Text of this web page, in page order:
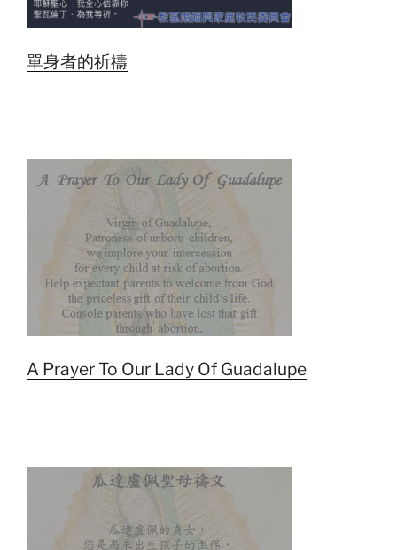
單身者的祈禱
A Prayer To Our Lady Of Guadalupe